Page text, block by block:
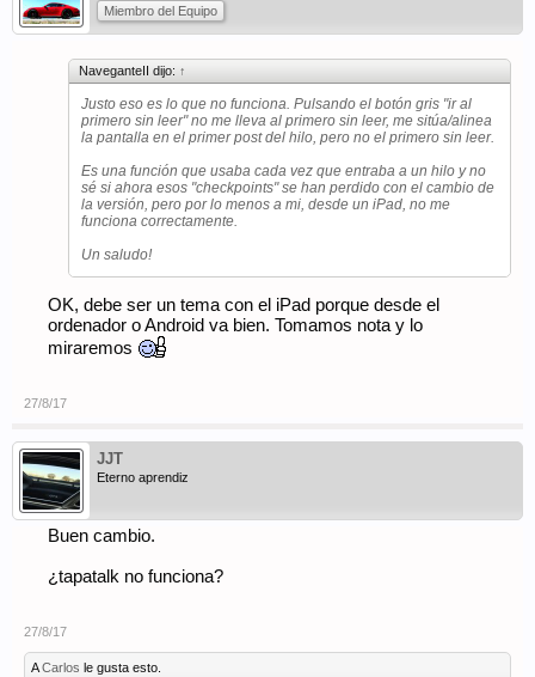
Miembro del Equipo
NaveganteII dijo: ↑
Justo eso es lo que no funciona. Pulsando el botón gris "ir al
primero sin leer" no me lleva al primero sin leer, me sitúa/alinea
la pantalla en el primer post del hilo, pero no el primero sin leer.
Es una función que usaba cada vez que entraba a un hilo y no
sé si ahora esos "checkpoints" se han perdido con el cambio de
la versión, pero por lo menos a mi, desde un iPad, no me
funciona correctamente.
Un saludo!
OK, debe ser un tema con el iPad porque desde el
ordenador o Android va bien. Tomamos nota y lo
miraremos
27/8/17
JJT
Eterno aprendiz
Buen cambio.
¿tapatalk no funciona?
27/8/17
ACarlos le gusta esto.